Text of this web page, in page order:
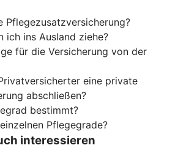
Pflegezusatzversicherung?
ich ins Ausland ziehe?
für die Versicherung von der
eine private
abschließen?
bestimmt?
Pflegegrade?
interessieren